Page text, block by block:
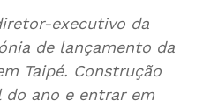
executivo da
de lançamento da
Taipé. Construção
do ano e entrar em